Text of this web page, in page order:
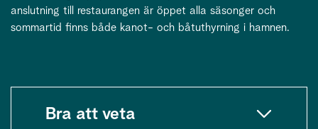
anslutning till restaurangen är öppet alla säsonger och
sommartid finns både kanot- och båtuthyrning i hamnen.
Bra att veta